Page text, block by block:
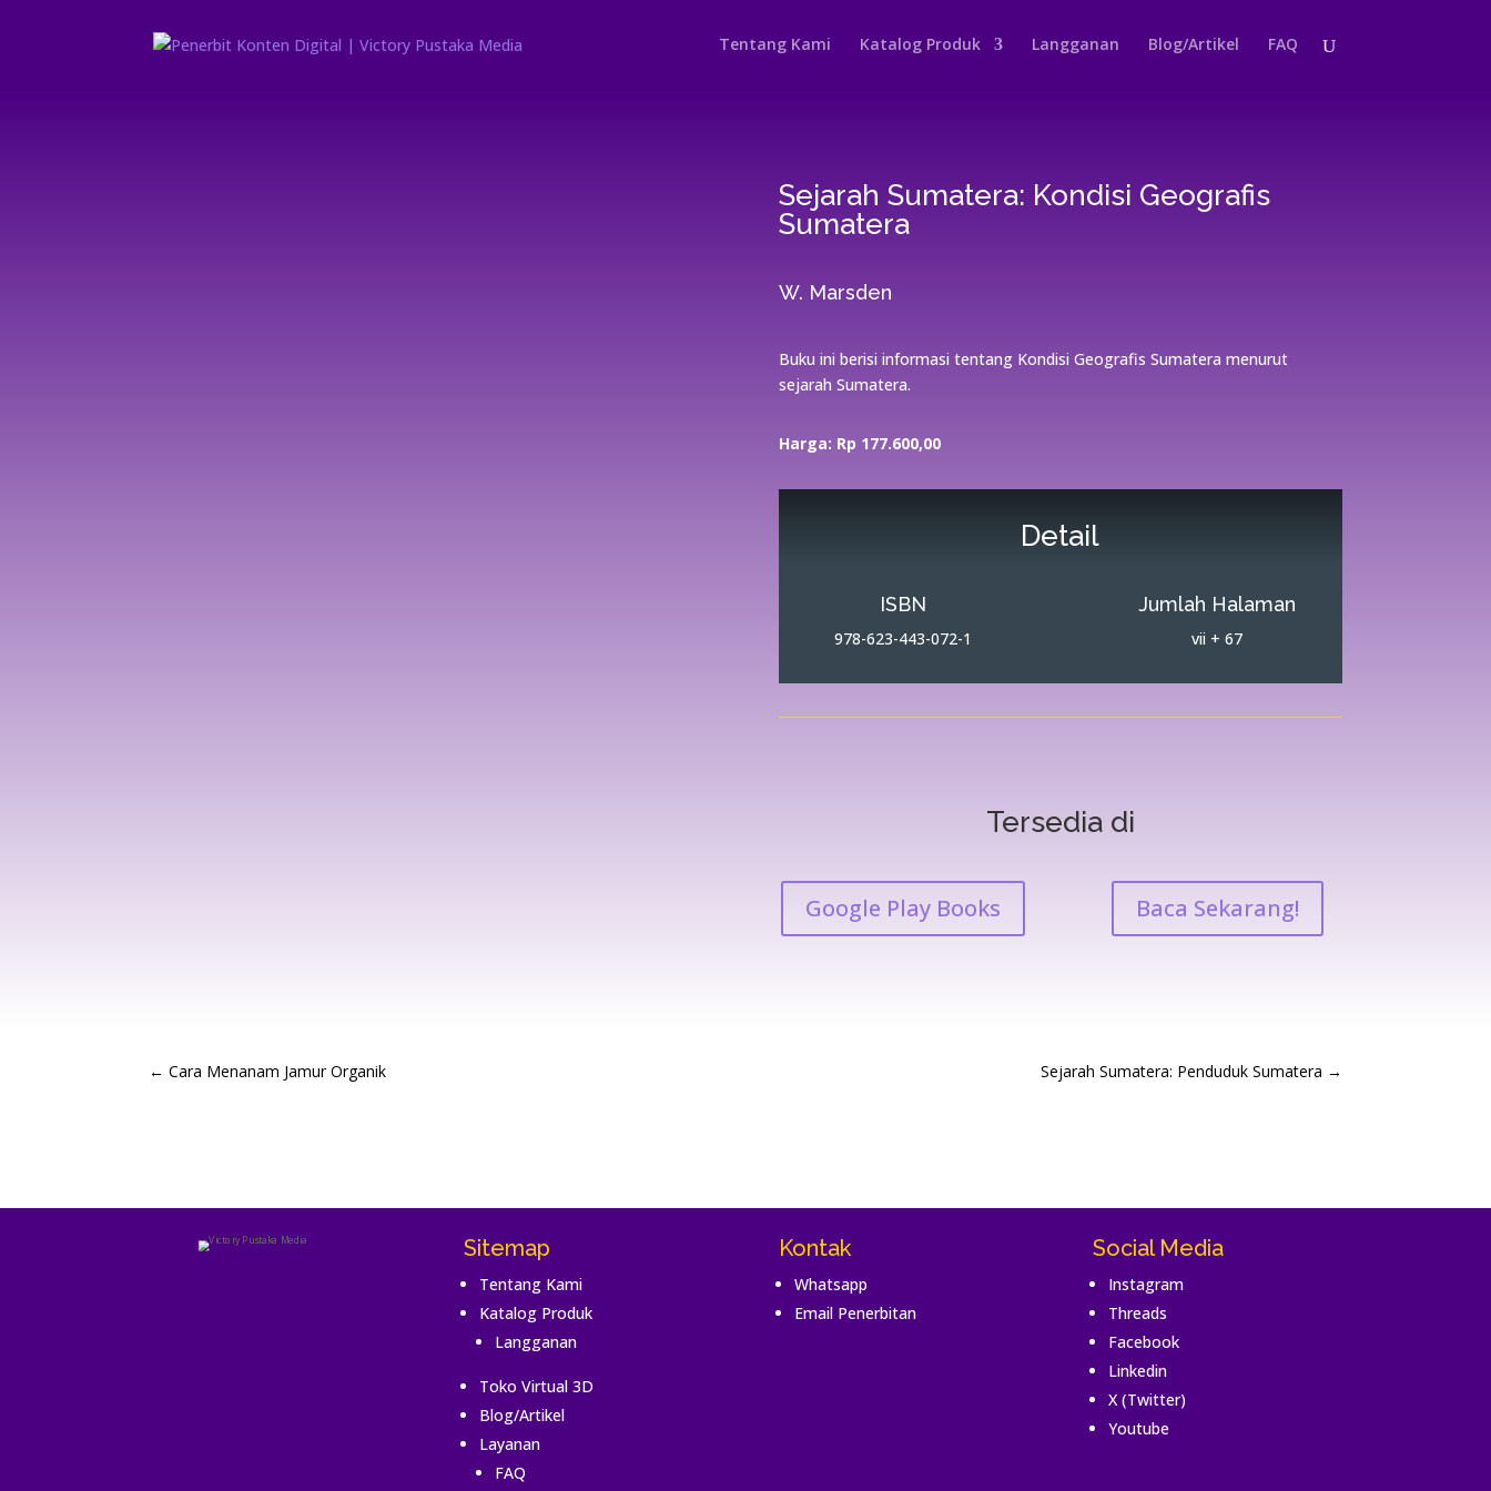
Tentang Kami Katalog Produk Langganan Blog/Artikel FAQ
Sejarah Sumatera: Kondisi Geografis
Sumatera
W. Marsden
Buku ini berisi informasi tentang Kondisi Geografis Sumatera menurut
sejarah Sumatera.
Harga: Rp 177.600,00
Detail
ISBN
978-623-443-072-1
Jumlah Halaman
vii + 67
Tersedia di
Google Play Books Baca Sekarang!
←Cara Menanam Jamur Organik Sejarah Sumatera: Penduduk Sumatera →
Sitemap
Tentang Kami
Katalog Produk
Langganan
Toko Virtual 3D
Blog/Artikel
Layanan
FAQ
Kontak
Whatsapp
Email Penerbitan
Social Media
Instagram
Threads
Facebook
Linkedin
X (Twitter)
Youtube